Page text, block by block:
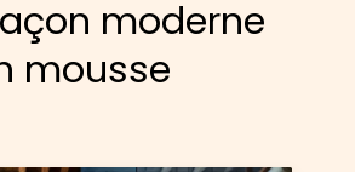
moderne
mousse